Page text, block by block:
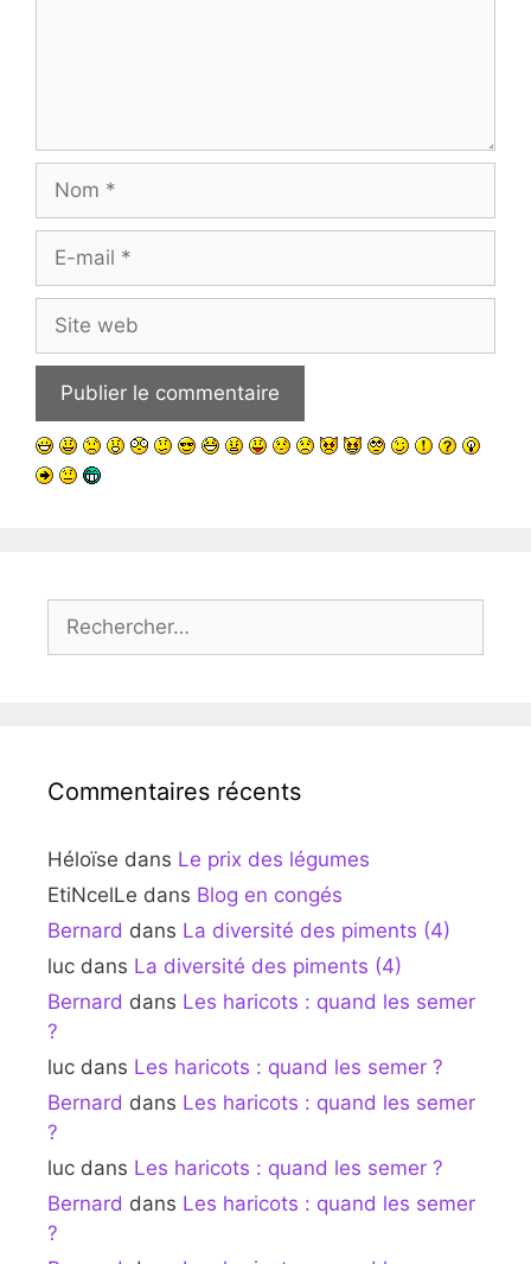
mail
web
Commentaires récents
Héloïse dans Le prix des légumes
EtiNcelLe dans Blog en congés
Bernard dans La diversité des piments (4)
luc dans La diversité des piments (4)
Bernard dans Les haricots : quand les semer
?
luc dans Les haricots : quand les semer ?
Bernard dans Les haricots : quand les semer
?
luc dans Les haricots : quand les semer ?
Bernard dans Les haricots : quand les semer
?